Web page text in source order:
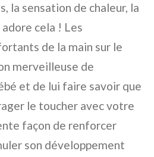
la sensation de chaleur, la
cela ! Les
de la main sur le
merveilleuse de
et de lui faire savoir que
le toucher avec votre
façon de renforcer
son développement